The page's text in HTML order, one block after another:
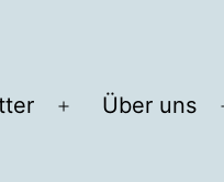
Menü
Über uns